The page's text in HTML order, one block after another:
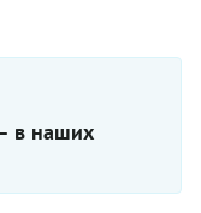
в наших